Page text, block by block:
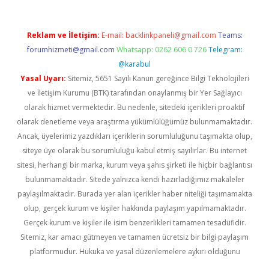
Reklam ve İletişim: E-mail: backlinkpaneli@gmail.com Teams:
forumhizmeti@gmail.com Whatsapp: 0262 606 0 726 Telegram:
@karabul
Yasal Uyarı: Sitemiz, 5651 Sayılı Kanun gereğince Bilgi Teknolojileri
ve İletişim Kurumu (BTK) tarafından onaylanmış bir Yer Sağlayıcı
olarak hizmet vermektedir. Bu nedenle, sitedeki içerikleri proaktif
olarak denetleme veya araştırma yükümlülüğümüz bulunmamaktadır.
Ancak, üyelerimiz yazdıkları içeriklerin sorumluluğunu taşımakta olup,
siteye üye olarak bu sorumluluğu kabul etmiş sayılırlar. Bu internet
sitesi, herhangi bir marka, kurum veya şahıs şirketi ile hiçbir bağlantısı
bulunmamaktadır. Sitede yalnızca kendi hazırladığımız makaleler
paylaşılmaktadır. Burada yer alan içerikler haber niteliği taşımamakta
olup, gerçek kurum ve kişiler hakkında paylaşım yapılmamaktadır.
Gerçek kurum ve kişiler ile isim benzerlikleri tamamen tesadüfidir.
Sitemiz, kar amacı gütmeyen ve tamamen ücretsiz bir bilgi paylaşım
platformudur. Hukuka ve yasal düzenlemelere aykırı olduğunu